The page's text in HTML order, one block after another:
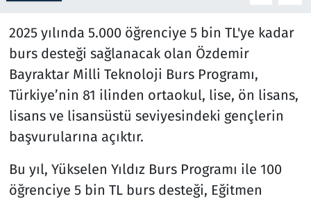
2025 yılında 5.000 öğrenciye 5 bin TL'ye kadar
burs desteği sağlanacak olan Özdemir
Bayraktar Milli Teknoloji Burs Programı,
Türkiye’nin 81 ilinden ortaokul, lise, ön lisans,
lisans ve lisansüstü seviyesindeki gençlerin
başvurularına açıktır.
Bu yıl, Yükselen Yıldız Burs Programı ile 100
öğrenciye 5 bin TL burs desteği, Eğitmen
Teknoloji ve Bilim
Televizyon